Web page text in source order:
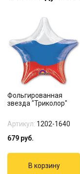
Фольгированная
звезда "Триколор"
Артикул: 1202-1640
679 руб.